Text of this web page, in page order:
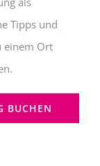
Tipps und
einem Ort
BUCHEN